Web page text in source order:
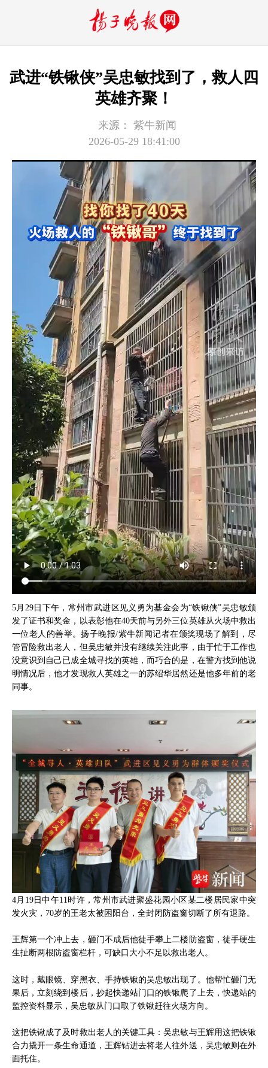
武进“铁锹侠”吴忠敏找到了，救人四
英雄齐聚！
来源：
紫牛新闻
2026-05-29 18:41:00
5月29日下午，常州市武进区见义勇为基金会为“铁锹侠”吴忠敏颁
发了证书和奖金，以表彰他在40天前与另外三位英雄从火场中救出
一位老人的善举。扬子晚报/紫牛新闻记者在颁奖现场了解到，尽
管冒险救出老人，但吴忠敏并没有继续关注此事，由于忙于工作也
没意识到自己已成全城寻找的英雄，而巧合的是，在警方找到他说
明情况后，他才发现救人英雄之一的苏绍华居然还是他多年前的老
同事。
4月19日中午11时许，常州市武进聚盛花园小区某二楼居民家中突
发火灾，70岁的王老太被困阳台，全封闭防盗窗切断了所有退路。
王辉第一个冲上去，砸门不成后他徒手攀上二楼防盗窗，徒手硬生
生扯断两根防盗窗栏杆，可缺口大小不足以救出老人。
这时，戴眼镜、穿黑衣、手持铁锹的吴忠敏出现了。他帮忙砸门无
果后，立刻绕到楼后，抄起快递站门口的铁锹爬了上去，快递站的
监控资料显示，吴忠敏从门口取了铁锹赶往火场方向。
这把铁锹成了及时救出老人的关键工具：吴忠敏与王辉用这把铁锹
合力撬开一条生命通道，王辉钻进去将老人往外送，吴忠敏则在外
面托住。